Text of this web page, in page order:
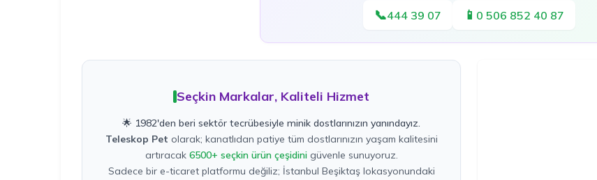
📞444 39 07 📱 0 506 852 40 87
Seçkin Markalar, Kaliteli Hizmet
🌟 1982'den beri sektör tecrübesiyle minik dostlarınızın yanındayız.
Teleskop Pet olarak; kanatlıdan patiye tüm dostlarınızın yaşam kalitesini
artıracak 6500+ seçkin ürün çeşidinigüvenle sunuyoruz.
Sadece bir e-ticaret platformu değiliz; İstanbul Beşiktaş lokasyonundaki